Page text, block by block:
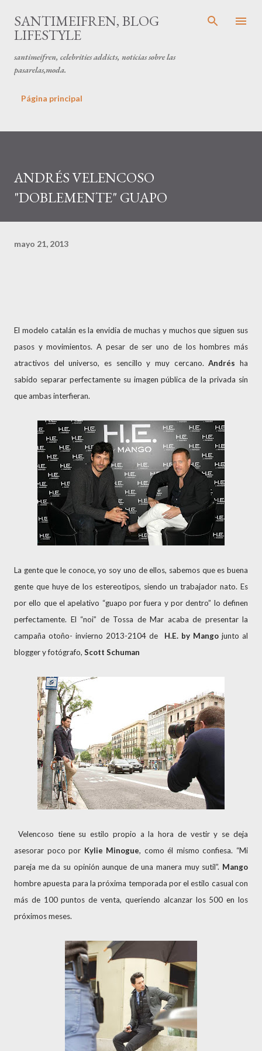
Ir al contenido principal
SANTIMEIFREN, BLOG
LIFESTYLE
santimeifren, celebrities addicts, noticias sobre las
pasarelas,moda.
Página principal
ANDRÉS VELENCOSO
"DOBLEMENTE" GUAPO
mayo 21, 2013
El modelo catalán es la envidia de muchas y muchos que siguen sus
pasos y movimientos. A pesar de ser uno de los hombres más
atractivos del universo, es sencillo y muy cercano.Andrés ha
sabido separar perfectamente su imagen pública de la privada sin
que ambas interfieran.
La gente que le conoce, yo soy uno de ellos, sabemos que es buena
gente que huye de los estereotipos, siendo un trabajador nato. Es
por ello que el apelativo “guapo por fuera y por dentro” lo definen
perfectamente. El “noi” de Tossa de Mar acaba de presentar la
campaña otoño- invierno 2013-2104 de H.E. by Mangojunto al
blogger y fotógrafo, Scott Schuman
Velencoso tiene su estilo propio a la hora de vestir y se deja
asesorar poco por Kylie Minogue, como él mismo confiesa. “Mi
pareja me da su opinión aunque de una manera muy sutil”. Mango
hombre apuesta para la próxima temporada por el estilo casual con
más de 100 puntos de venta, queriendo alcanzar los 500 en los
próximos meses.